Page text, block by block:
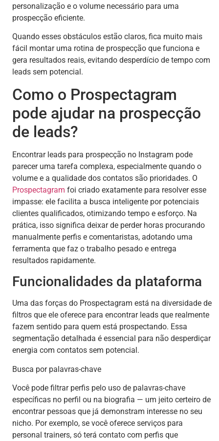
personalização e o volume necessário para uma
prospecção eficiente.
Quando esses obstáculos estão claros, fica muito mais
fácil montar uma rotina de prospecção que funciona e
gera resultados reais, evitando desperdício de tempo com
leads sem potencial.
Como o Prospectagram
pode ajudar na prospecção
de leads?
Encontrar leads para prospecção no Instagram pode
parecer uma tarefa complexa, especialmente quando o
volume e a qualidade dos contatos são prioridades. O
Prospectagram foi criado exatamente para resolver esse
impasse: ele facilita a busca inteligente por potenciais
clientes qualificados, otimizando tempo e esforço. Na
prática, isso significa deixar de perder horas procurando
manualmente perfis e comentaristas, adotando uma
ferramenta que faz o trabalho pesado e entrega
resultados rapidamente.
Funcionalidades da plataforma
Uma das forças do Prospectagram está na diversidade de
filtros que ele oferece para encontrar leads que realmente
fazem sentido para quem está prospectando. Essa
segmentação detalhada é essencial para não desperdiçar
energia com contatos sem potencial.
Busca por palavras-chave
Você pode filtrar perfis pelo uso de palavras-chave
específicas no perfil ou na biografia — um jeito certeiro de
encontrar pessoas que já demonstram interesse no seu
nicho. Por exemplo, se você oferece serviços para
personal trainers, só terá contato com perfis que